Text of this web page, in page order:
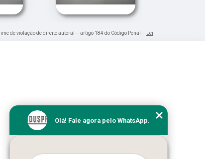
de violação de direito autoral – artigo 184 do Código Penal – Lei
Olá! Fale agora pelo WhatsApp.